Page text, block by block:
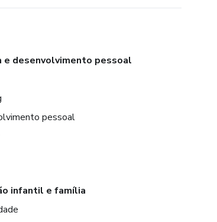
e desenvolvimento pessoal
pessoal
infantil e família